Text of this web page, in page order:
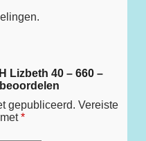
Lizbeth 40 – 660 –
gepubliceerd. Vereiste
*